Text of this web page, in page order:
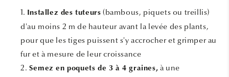
Installez des tuteurs (bambous, piquets ou treillis)
d'au moins 2 m de hauteur avant la levée des plants,
pour que les tiges puissent s'y accrocher et grimper au
fur et à mesure de leur croissance
Semez en poquets de 3 à 4 graines, à une